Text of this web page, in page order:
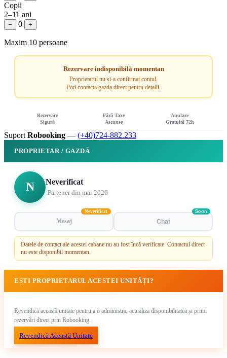
Copii
2–11 ani
− 0 +
Maxim 10 persoane
Rezervare indisponibilă momentan
Proprietarul nu și-a confirmat contul.
Poți contacta gazda direct pentru detalii.
Rezervare
Sigură
Fără Taxe
Ascunse
Anulare
Gratuită 72h
Suport Robooking — (+40)724-882.233
PROPRIETAR / GAZDĂ
N Neverificat
Partener din mai 2026
Mesaj
Neverificat
Chat
Soon
Datele de contact ale acestei cabane nu au fost încă verificate. Contactul direct
nu este disponibil momentan.
EȘTI PROPRIETARUL ACESTEI UNITĂȚI?
Revendică această unitate pentru a o administra, actualiza disponibilitatea și primi
rezervări direct prin Robooking.
Revendică Această Unitate